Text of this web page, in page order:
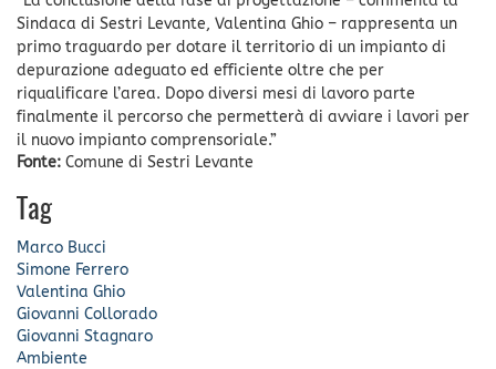
Sindaca di Sestri Levante, Valentina Ghio – rappresenta un
primo traguardo per dotare il territorio di un impianto di
depurazione adeguato ed efficiente oltre che per
riqualificare l’area. Dopo diversi mesi di lavoro parte
finalmente il percorso che permetterà di avviare i lavori per
il nuovo impianto comprensoriale.”
Fonte: Comune di Sestri Levante
Tag
Marco Bucci
Simone Ferrero
Valentina Ghio
Giovanni Collorado
Giovanni Stagnaro
Ambiente